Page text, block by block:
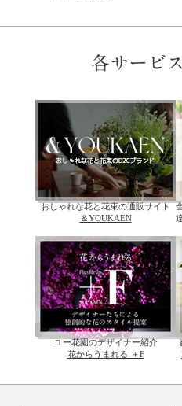
各サービ
おしゃれな花と花束の通販サイト
＆YOUKAEN
ユー花園のデザイナー紹介
花からうまれる ＋F